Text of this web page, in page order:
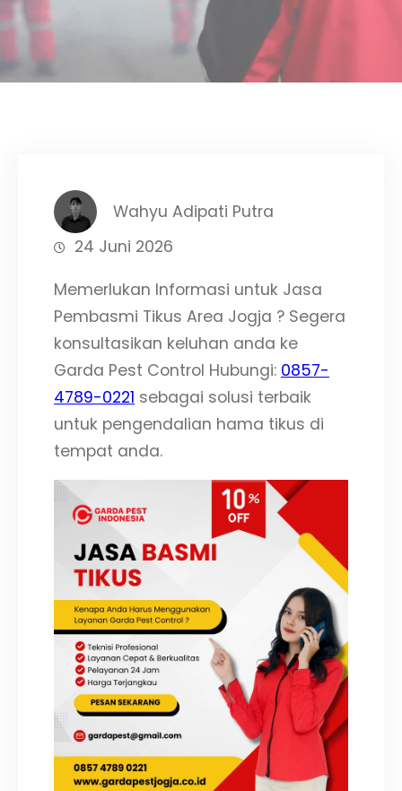
Wahyu Adipati Putra
24 Juni 2026
Memerlukan Informasi untuk Jasa
Pembasmi Tikus Area Jogja ? Segera
konsultasikan keluhan anda ke
Garda Pest Control Hubungi: 0857-
4789-0221 sebagai solusi terbaik
untuk pengendalian hama tikus di
tempat anda.